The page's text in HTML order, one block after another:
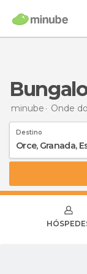
minube Onde
Destino